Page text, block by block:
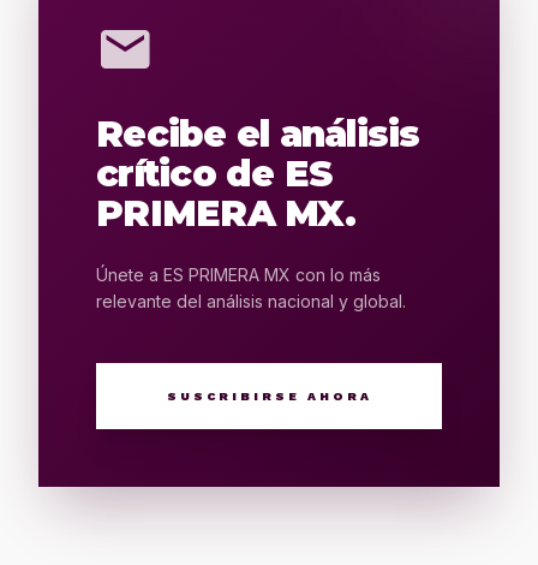
mail
Recibe el análisis
crítico de ES
PRIMERA MX.
Únete a ES PRIMERA MX con lo más
relevante del análisis nacional y global.
SUSCRIBIRSE AHORA